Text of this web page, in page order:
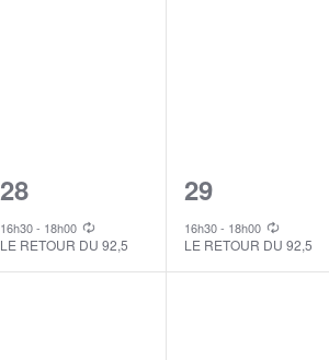
1
event,
28
16h30- 18h00
LE RETOUR DU 92,5
1
event,
29
16h30- 18h00
LE RETOUR DU 92,5